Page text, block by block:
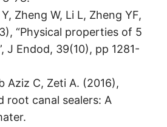
Zheng W, Li L, Zheng YF,
“Physical properties of 5
J Endod, 39(10), pp 1281-
Aziz C, Zeti A. (2016),
root canal sealers: A